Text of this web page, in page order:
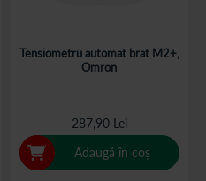
Tensiometru automat brat M2+,
Omron
287,90 Lei
Adaugă în coș